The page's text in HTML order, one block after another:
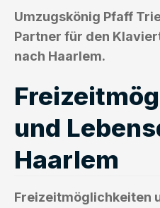
Umzugskönig Pfaff
Partner für den
nach Haarlem.
und
Haarlem
Freizeitmöglichkeiten